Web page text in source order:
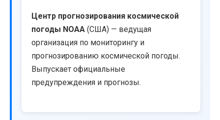
Центр прогнозирования космической
погоды NOAA (США) — ведущая
организация по мониторингу и
прогнозированию космической погоды.
Выпускает официальные
предупреждения и прогнозы.